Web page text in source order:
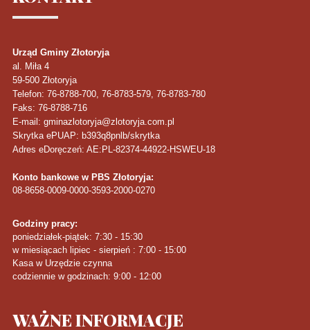
Urząd Gminy Złotoryja
al. Miła 4
59-500 Złotoryja
Telefon: 76-8788-700, 76-8783-579, 76-8783-780
Faks: 76-8788-716
E-mail: gminazlotoryja@zlotoryja.com.pl
Skrytka ePUAP: b393q8pnlb/skrytka
Adres eDoręczeń: AE:PL-82374-44922-HSWEU-18
Konto bankowe w PBS Złotoryja:
08-8658-0009-0000-3593-2000-0270
Godziny pracy:
poniedziałek-piątek: 7:30 - 15:30
w miesiącach lipiec - sierpień : 7:00 - 15:00
Kasa w Urzędzie czynna
codziennie w godzinach: 9:00 - 12:00
WAŻNEINFORMACJE